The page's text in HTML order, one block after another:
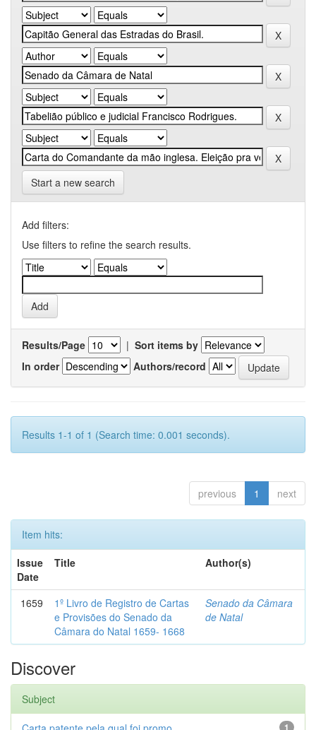
Start a new search
Add filters:
Use filters to refine the search results.
Results/Page | Sort items by
In order
Authors/record
Results 1-1 of 1 (Search time: 0.001 seconds).
previous 1 next
Item hits:
Issue
Date
Title Author(s)
1659
1º Livro de Registro de Cartas
e Provisões do Senado da
Câmara do Natal 1659- 1668
Senado da Câmara
de Natal
Discover
Subject
1